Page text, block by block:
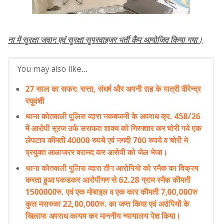
ना में सुरक्षा जवान एवं सुरक्षा सुपरवाइजर भर्ती कैंप आयोजित किया गया।
You may also like...
27 साल का सफर: सत्ता, संघर्ष और अपनी राह के यात्री वीरेन्द्र
रघुवंशी
थाना कोतवाली पुलिस व्दारा नकबजनी के अपराध क्र. 458/26
में आरोपी सूरज उर्फ सराफत शाक्य को गिरफ्तार कर चोरी गये एक
लेपटाप कीमती 40000 रुपये एवं नगदी 700 रुपये व चोरी मे
प्रयुक्त आलाजरर बरामद कर आरोपी को जेल भेजा।
थाना कोतवाली पुलिस व्दारा तीन आरोपियो को स्मैक का विक्रय
करता हुआ पकडकर आरोपीगण से 62.28 ग्राम स्मैक कीमती
1500000रु. एवं एक मोबाइल व एक कार कीमती 7,00,000रु
कुल मसरुका 22,00,000रु. का जप्त किया एवं अरोपियों के
खिलाफ अपराध कायम कर माननीय न्यायालय पेश किया।